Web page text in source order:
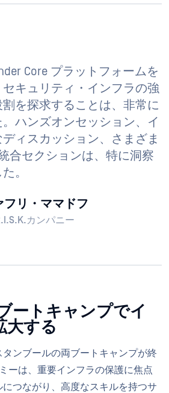
Core プラットフォームを
キュリティ・インフラの強
を探求することは、非常に
ハンズオンセッション、イ
ィスカッション、さまざま
統合セクションは、特に洞察
。
フリ・ママドフ
カンパニー
ートキャンプでイ
大する
ンブールの両ブートキャンプが終
ミーは、重要インフラの保護に焦点
つながり、高度なスキルを持つサ